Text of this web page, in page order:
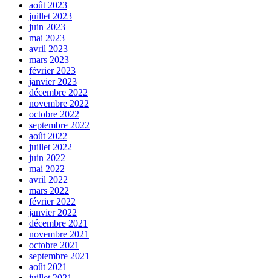
août 2023
juillet 2023
juin 2023
mai 2023
avril 2023
mars 2023
février 2023
janvier 2023
décembre 2022
novembre 2022
octobre 2022
septembre 2022
août 2022
juillet 2022
juin 2022
mai 2022
avril 2022
mars 2022
février 2022
janvier 2022
décembre 2021
novembre 2021
octobre 2021
septembre 2021
août 2021